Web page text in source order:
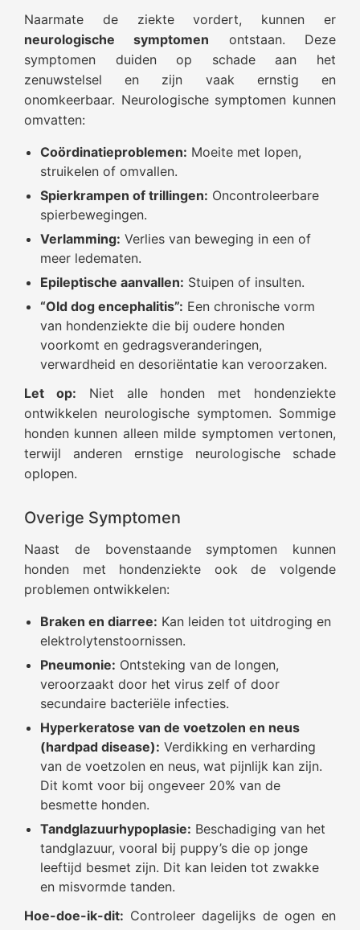
Naarmate de ziekte vordert, kunnen er
neurologische symptomen ontstaan. Deze
symptomen duiden op schade aan het
zenuwstelsel en zijn vaak ernstig en
onomkeerbaar. Neurologische symptomen kunnen
omvatten:
Coördinatieproblemen: Moeite met lopen,
struikelen of omvallen.
Spierkrampen of trillingen: Oncontroleerbare
spierbewegingen.
Verlamming: Verlies van beweging in een of
meer ledematen.
Epileptische aanvallen: Stuipen of insulten.
“Old dog encephalitis”: Een chronische vorm
van hondenziekte die bij oudere honden
voorkomt en gedragsveranderingen,
verwardheid en desoriëntatie kan veroorzaken.
Let op: Niet alle honden met hondenziekte
ontwikkelen neurologische symptomen. Sommige
honden kunnen alleen milde symptomen vertonen,
terwijl anderen ernstige neurologische schade
oplopen.
Overige Symptomen
Naast de bovenstaande symptomen kunnen
honden met hondenziekte ook de volgende
problemen ontwikkelen:
Braken en diarree: Kan leiden tot uitdroging en
elektrolytenstoornissen.
Pneumonie: Ontsteking van de longen,
veroorzaakt door het virus zelf of door
secundaire bacteriële infecties.
Hyperkeratose van de voetzolen en neus
(hardpad disease): Verdikking en verharding
van de voetzolen en neus, wat pijnlijk kan zijn.
Dit komt voor bij ongeveer 20% van de
besmette honden.
Tandglazuurhypoplasie: Beschadiging van het
tandglazuur, vooral bij puppy’s die op jonge
leeftijd besmet zijn. Dit kan leiden tot zwakke
en misvormde tanden.
Hoe-doe-ik-dit: Controleer dagelijks de ogen en